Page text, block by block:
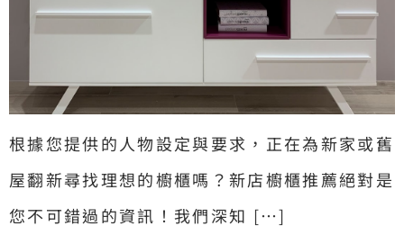
根據您提供的人物設定與要求，正在為新家或舊
屋翻新尋找理想的櫥櫃嗎？新店櫥櫃推薦絕對是
您不可錯過的資訊！我們深知 […]